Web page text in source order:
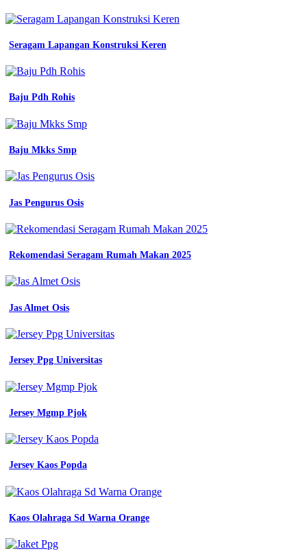
Seragam Lapangan Konstruksi Keren
Baju Pdh Rohis
Baju Mkks Smp
Jas Pengurus Osis
Rekomendasi Seragam Rumah Makan 2025
Jas Almet Osis
Jersey Ppg Universitas
Jersey Mgmp Pjok
Jersey Kaos Popda
Kaos Olahraga Sd Warna Orange